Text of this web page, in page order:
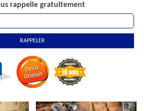
rappelle gratuitement